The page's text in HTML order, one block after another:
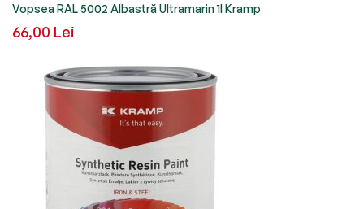
Vopsea RAL 5002 Albastră Ultramarin 1l Kramp
66,00 Lei